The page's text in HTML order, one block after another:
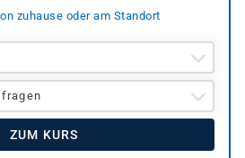
zuhause oder am Standort
ZUM KURS